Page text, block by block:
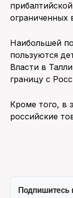
ограниченных
Наибольшей
пользуются
Власти в
границу с
Кроме того, в
российские
Подпишитесь